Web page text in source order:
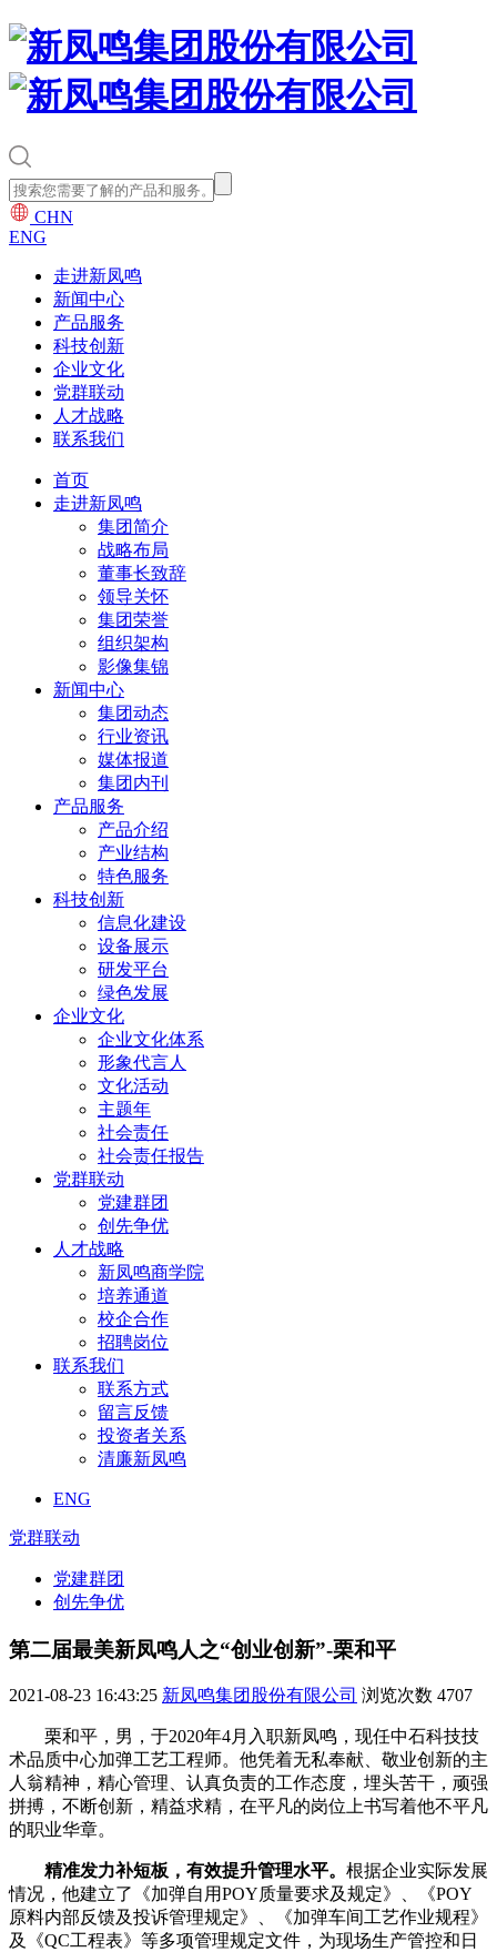
CHN
ENG
走进新凤鸣
新闻中心
产品服务
科技创新
企业文化
党群联动
人才战略
联系我们
首页
走进新凤鸣
集团简介
战略布局
董事长致辞
领导关怀
集团荣誉
组织架构
影像集锦
新闻中心
集团动态
行业资讯
媒体报道
集团内刊
产品服务
产品介绍
产业结构
特色服务
科技创新
信息化建设
设备展示
研发平台
绿色发展
企业文化
企业文化体系
形象代言人
文化活动
主题年
社会责任
社会责任报告
党群联动
党建群团
创先争优
人才战略
新凤鸣商学院
培养通道
校企合作
招聘岗位
联系我们
联系方式
留言反馈
投资者关系
清廉新凤鸣
ENG
党群联动
党建群团
创先争优
第二届最美新凤鸣人之“创业创新”-栗和平
2021-08-23 16:43:25 新凤鸣集团股份有限公司 浏览次数 4707
栗和平，男，于2020年4月入职新凤鸣，现任中石科技技
术品质中心加弹工艺工程师。他凭着无私奉献、敬业创新的主
人翁精神，精心管理、认真负责的工作态度，埋头苦干，顽强
拼搏，不断创新，精益求精，在平凡的岗位上书写着他不平凡
的职业华章。
精准发力补短板，有效提升管理水平。 根据企业实际发展
情况，他建立了《加弹自用POY质量要求及规定》、《POY
原料内部反馈及投诉管理规定》、《加弹车间工艺作业规程》
及《QC工程表》等多项管理规定文件，为现场生产管控和日